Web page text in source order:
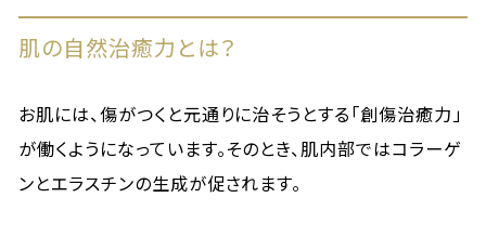
肌の自然治癒力とは？
お肌には、傷がつくと元通りに治そうとする「創傷治癒力」
が働くようになっています。そのとき、肌内部ではコラーゲ
ンとエラスチンの生成が促されます。